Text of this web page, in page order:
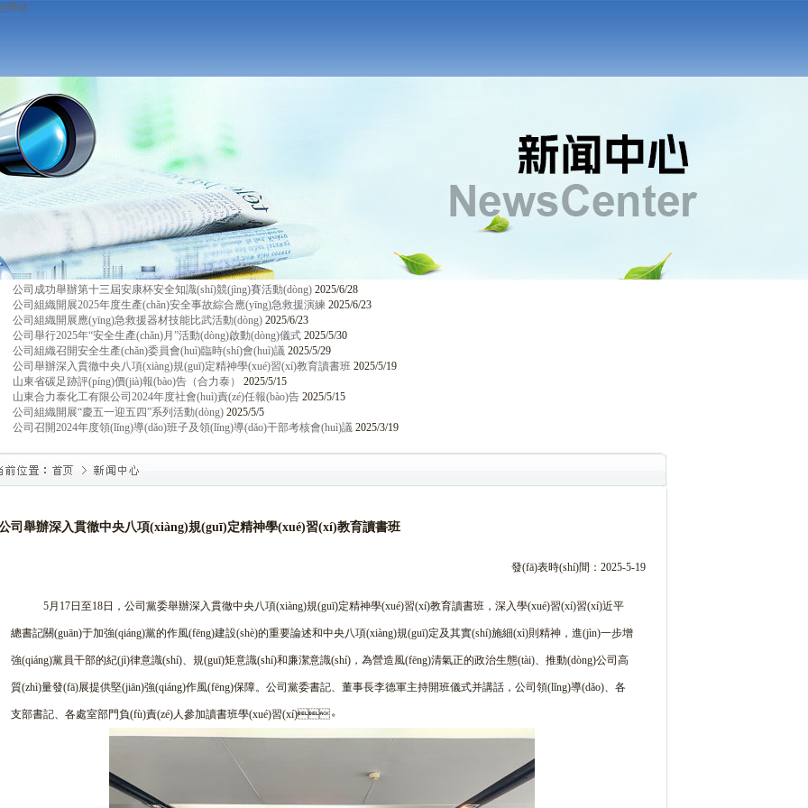
网站
公司成功舉辦第十三屆安康杯安全知識(shí)競(jìng)賽活動(dòng) 2025/6/28
公司組織開展2025年度生產(chǎn)安全事故綜合應(yīng)急救援演練 2025/6/23
公司組織開展應(yīng)急救援器材技能比武活動(dòng) 2025/6/23
公司舉行2025年“安全生產(chǎn)月”活動(dòng)啟動(dòng)儀式 2025/5/30
公司組織召開安全生產(chǎn)委員會(huì)臨時(shí)會(huì)議 2025/5/29
公司舉辦深入貫徹中央八項(xiàng)規(guī)定精神學(xué)習(xí)教育讀書班 2025/5/19
山東省碳足跡評(píng)價(jià)報(bào)告（合力泰）
2025/5/15
山東合力泰化工有限公司2024年度社會(huì)責(zé)任報(bào)告 2025/5/15
公司組織開展“慶五一迎五四”系列活動(dòng) 2025/5/5
公司召開2024年度領(lǐng)導(dǎo)班子及領(lǐng)導(dǎo)干部考核會(huì)議 2025/3/19
司舉辦深入貫徹中央八項(xiàng)規(guī)定精神學(xué)習(xí)教育讀書班
發(fā)表時(shí)間：2025-5-19
5月17日至18日，公司黨委舉辦深入貫徹中央八項(xiàng)規(guī)定精神學(xué)習(xí)教育讀書班，深入學(xué)習(xí)習(xí)近平
總書記關(guān)于加強(qiáng)黨的作風(fēng)建設(shè)的重要論述和中央八項(xiàng)規(guī)定及其實(shí)施細(xì)則精神，進(jìn)一步增
強(qiáng)黨員干部的紀(jì)律意識(shí)、規(guī)矩意識(shí)和廉潔意識(shí)，為營造風(fēng)清氣正的政治生態(tài)、推動(dòng)公司高
質(zhì)量發(fā)展提供堅(jiān)強(qiáng)作風(fēng)保障。公司黨委書記、董事長李德軍主持開班儀式并講話，公司領(lǐng)導(dǎo)、各
支部書記、各處室部門負(fù)責(zé)人參加讀書班學(xué)習(xí)。